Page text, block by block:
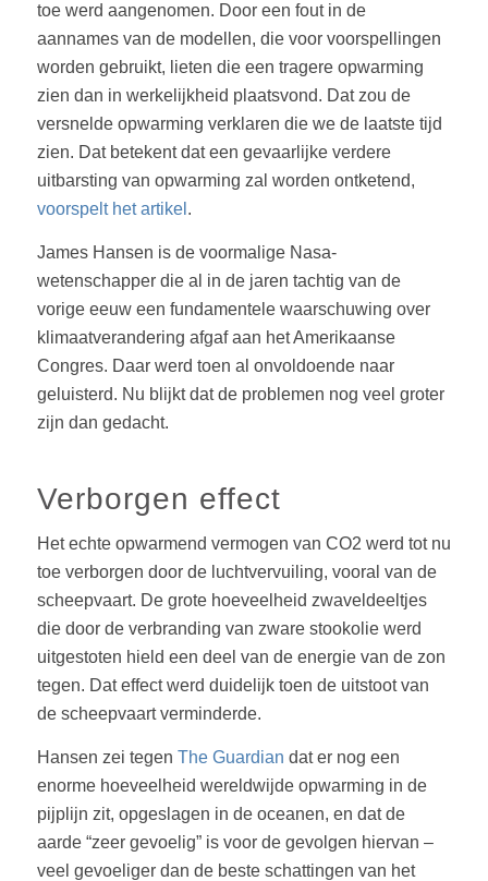
toe werd aangenomen. Door een fout in de
aannames van de modellen, die voor voorspellingen
worden gebruikt, lieten die een tragere opwarming
zien dan in werkelijkheid plaatsvond. Dat zou de
versnelde opwarming verklaren die we de laatste tijd
zien. Dat betekent dat een gevaarlijke verdere
uitbarsting van opwarming zal worden ontketend,
voorspelt het artikel .
James Hansen is de voormalige Nasa-
wetenschapper die al in de jaren tachtig van de
vorige eeuw een fundamentele waarschuwing over
klimaatverandering afgaf aan het Amerikaanse
Congres. Daar werd toen al onvoldoende naar
geluisterd. Nu blijkt dat de problemen nog veel groter
zijn dan gedacht.
Verborgen effect
Het echte opwarmend vermogen van CO2 werd tot nu
toe verborgen door de luchtvervuiling, vooral van de
scheepvaart. De grote hoeveelheid zwaveldeeltjes
die door de verbranding van zware stookolie werd
uitgestoten hield een deel van de energie van de zon
tegen. Dat effect werd duidelijk toen de uitstoot van
de scheepvaart verminderde.
Hansen zei tegen The Guardian dat er nog een
enorme hoeveelheid wereldwijde opwarming in de
pijplijn zit, opgeslagen in de oceanen, en dat de
aarde “zeer gevoelig” is voor de gevolgen hiervan –
veel gevoeliger dan de beste schattingen van het